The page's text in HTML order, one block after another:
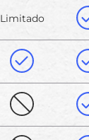
Limitado